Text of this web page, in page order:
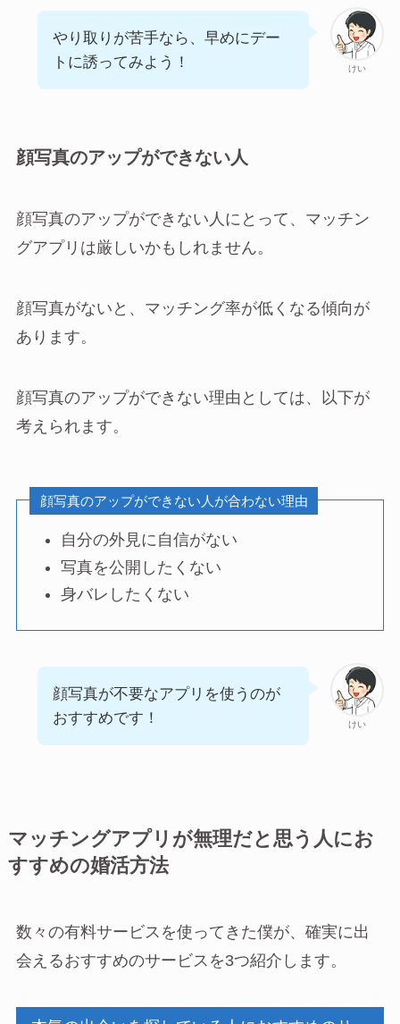
けい
やり取りが苦手なら、早めにデー
トに誘ってみよう！
顔写真のアップができない人
顔写真のアップができない人にとって、マッチン
グアプリは厳しいかもしれません。
顔写真がないと、マッチング率が低くなる傾向が
あります。
顔写真のアップができない理由としては、以下が
考えられます。
顔写真のアップができない人が合わない理由
自分の外見に自信がない
写真を公開したくない
身バレしたくない
けい
顔写真が不要なアプリを使うのが
おすすめです！
マッチングアプリが無理だと思う人にお
すすめの婚活方法
数々の有料サービスを使ってきた僕が、確実に出
会えるおすすめのサービスを3つ紹介します。